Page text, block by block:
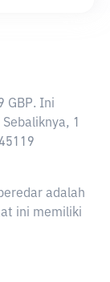
GBP. Ini
1
adalah
ini memiliki